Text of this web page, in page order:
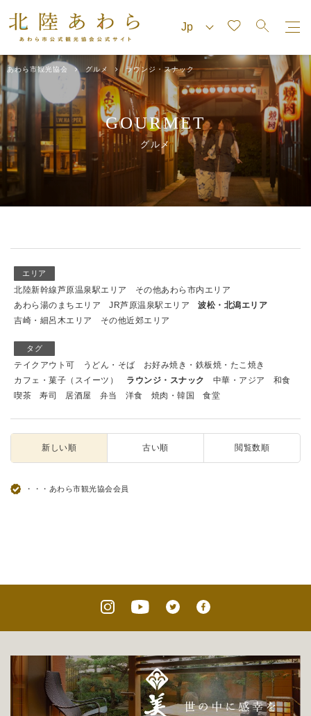
あわら市観光協会 グルメ ラウンジ・スナック
GOURMET
グルメ
エリア
北陸新幹線芦原温泉駅エリア
その他あわら市内エリア
あわら湯のまちエリア
JR芦原温泉駅エリア
波松・北潟エリア
吉崎・細呂木エリア
その他近郊エリア
タグ
テイクアウト可 うどん・そば
お好み焼き・鉄板焼・たこ焼き
カフェ・菓子（スイーツ）
ラウンジ・スナック 中華・アジア
和食
喫茶
寿司 居酒屋 弁当 洋食 焼肉・韓国 食堂
新しい順 古い順 閲覧数順
・・・あわら市観光協会会員